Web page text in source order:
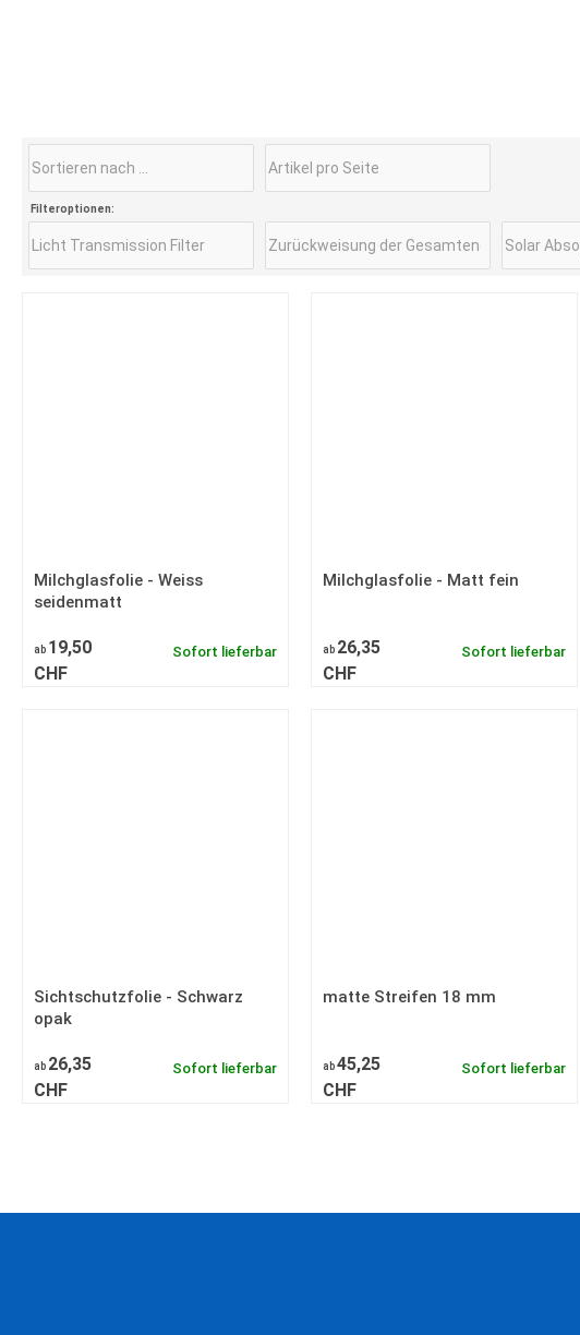
Filteroptionen:
Milchglasfolie - Weiss
seidenmatt
ab 19,50
CHF
Sofort lieferbar
Milchglasfolie - Matt fein
ab 26,35
CHF
Sofort lieferbar
Sichtschutzfolie - Schwarz
opak
ab 26,35
CHF
Sofort lieferbar
matte Streifen 18 mm
ab45,25
CHF
Sofort lieferbar